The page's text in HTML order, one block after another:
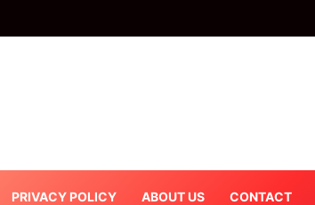
News: अमरोहा में दर्दनाक हादसा, निर्माणाधीन मकान का
PRIVACY POLICY ABOUT US CONTACT